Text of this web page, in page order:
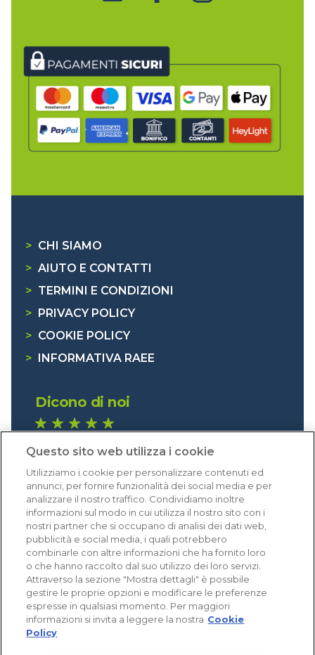
> CHI SIAMO
> AIUTO E CONTATTI
> TERMINI E CONDIZIONI
>
PRIVACY POLICY
> COOKIE POLICY
>
INFORMATIVA RAEE
Dicono di noi
Eccellente (4,8)
Acquisti verificati
Questo sito web utilizza i cookie
Utilizziamo i cookie per personalizzare contenuti ed
annunci, per fornire funzionalità dei social media e per
analizzare il nostro traffico. Condividiamo inoltre
informazioni sul modo in cui utilizza il nostro sito con i
nostri partner che si occupano di analisi dei dati web,
pubblicità e social media, i quali potrebbero
combinarle con altre informazioni che ha fornito loro
o che hanno raccolto dal suo utilizzo dei loro servizi.
Attraverso la sezione "Mostra dettagli" è possibile
gestire le proprie opzioni e modificare le preferenze
espresse in qualsiasi momento. Per maggiori
informazioni si invita a leggere la nostra Cookie
Policy